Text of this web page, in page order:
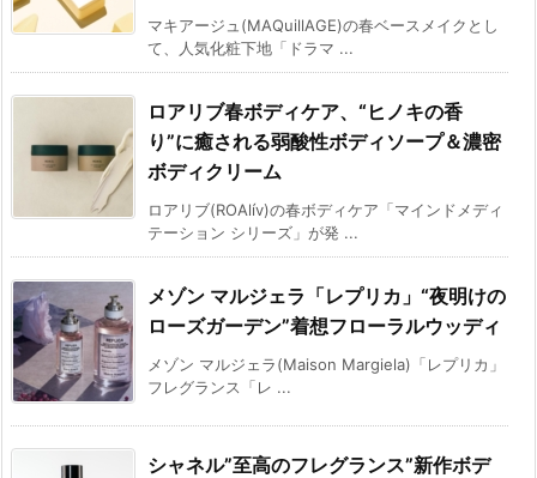
マキアージュ(MAQuillAGE)の春ベースメイクとし
て、人気化粧下地「ドラマ ...
ロアリブ春ボディケア、“ヒノキの香
り”に癒される弱酸性ボディソープ＆濃密
ボディクリーム
ロアリブ(ROAlív)の春ボディケア「マインドメディ
テーション シリーズ」が発 ...
メゾン マルジェラ「レプリカ」“夜明けの
ローズガーデン”着想フローラルウッディ
メゾン マルジェラ(Maison Margiela)「レプリカ」
フレグランス「レ ...
シャネル”至高のフレグランス”新作ボデ